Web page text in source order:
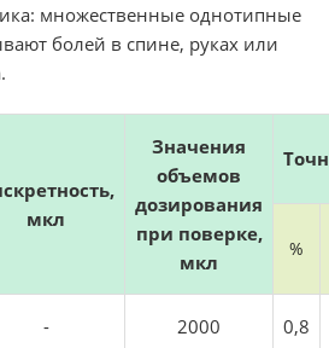
множественные однотипные
болей в спине, руках или
мкл
Значения
объемов
дозирования
при поверке,
мкл
%
- 2000 0,8